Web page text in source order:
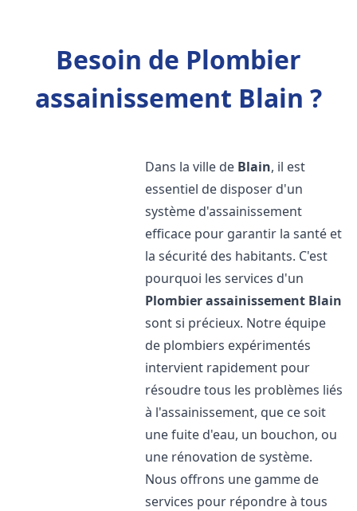
Besoin de Plombier
assainissement Blain ?
Dans la ville de Blain, il est
essentiel de disposer d'un
système d'assainissement
efficace pour garantir la santé et
la sécurité des habitants. C'est
pourquoi les services d'un
Plombier assainissement Blain
sont si précieux. Notre équipe
de plombiers expérimentés
intervient rapidement pour
résoudre tous les problèmes liés
à l'assainissement, que ce soit
une fuite d'eau, un bouchon, ou
une rénovation de système.
Nous offrons une gamme de
services pour répondre à tous